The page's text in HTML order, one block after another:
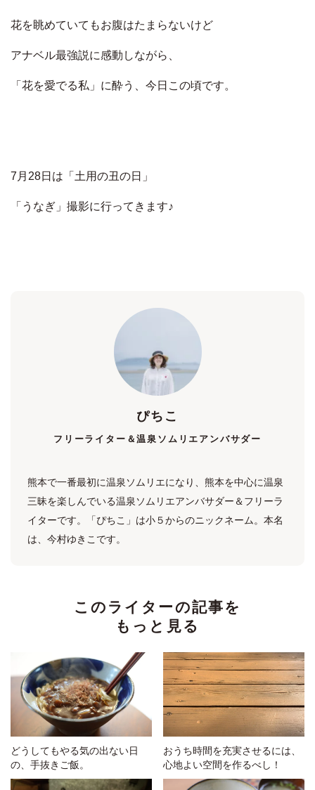
花を眺めていてもお腹はたまらないけど
アナベル最強説に感動しながら、
「花を愛でる私」に酔う、今日この頃です。
7月28日は「土用の丑の日」
「うなぎ」撮影に行ってきます♪
ぴちこ
フリーライター＆温泉ソムリエアンバサダー
熊本で一番最初に温泉ソムリエになり、熊本を中心に温泉
三昧を楽しんでいる温泉ソムリエアンバサダー＆フリーラ
イターです。「ぴちこ」は小５からのニックネーム。本名
は、今村ゆきこです。
このライターの記事を
もっと見る
どうしてもやる気の出ない日
の、手抜きご飯。
おうち時間を充実させるには、
心地よい空間を作るべし！